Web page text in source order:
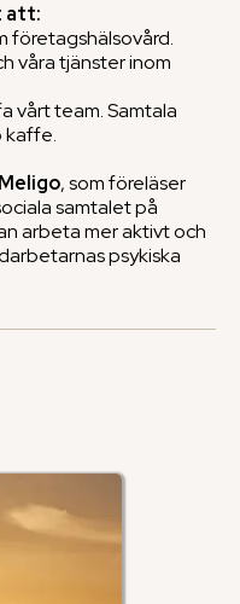
att:
företagshälsovård.
våra tjänster inom
vårt team. Samtala
kaffe.
, som föreläser
samtalet på
arbeta mer aktivt och
psykiska